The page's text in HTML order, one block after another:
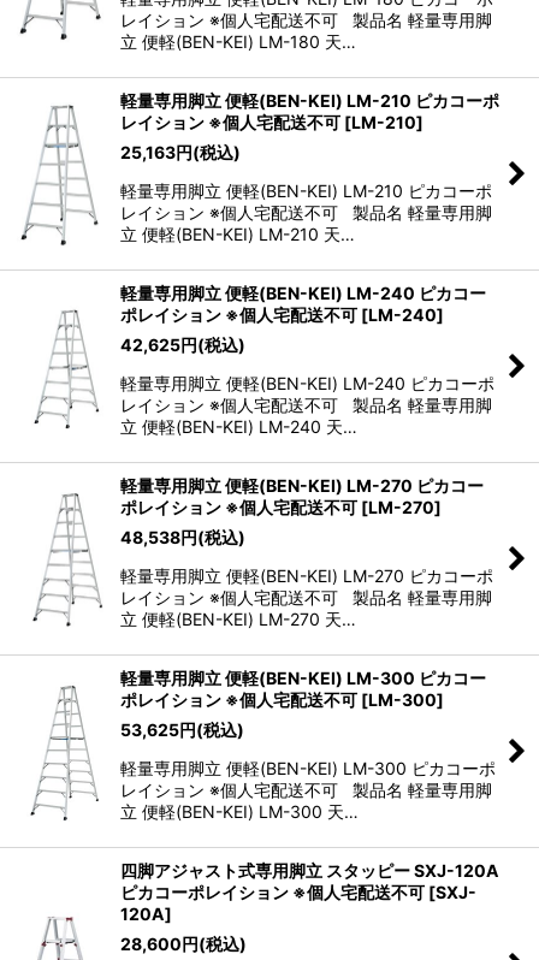
レイション ※個人宅配送不可 製品名 軽量専用脚
立 便軽(BEN-KEI) LM-180 天…
軽量専用脚立 便軽(BEN-KEI) LM-210 ピカコーポ
レイション ※個人宅配送不可 [LM-210]
25,163円(税込)
軽量専用脚立 便軽(BEN-KEI) LM-210 ピカコーポ
レイション ※個人宅配送不可 製品名 軽量専用脚
立 便軽(BEN-KEI) LM-210 天…
軽量専用脚立 便軽(BEN-KEI) LM-240 ピカコー
ポレイション ※個人宅配送不可 [LM-240]
42,625円(税込)
軽量専用脚立 便軽(BEN-KEI) LM-240 ピカコーポ
レイション ※個人宅配送不可 製品名 軽量専用脚
立 便軽(BEN-KEI) LM-240 天…
軽量専用脚立 便軽(BEN-KEI) LM-270 ピカコー
ポレイション ※個人宅配送不可 [LM-270]
48,538円(税込)
軽量専用脚立 便軽(BEN-KEI) LM-270 ピカコーポ
レイション ※個人宅配送不可 製品名 軽量専用脚
立 便軽(BEN-KEI) LM-270 天…
軽量専用脚立 便軽(BEN-KEI) LM-300 ピカコー
ポレイション ※個人宅配送不可 [LM-300]
53,625円(税込)
軽量専用脚立 便軽(BEN-KEI) LM-300 ピカコーポ
レイション ※個人宅配送不可 製品名 軽量専用脚
立 便軽(BEN-KEI) LM-300 天…
四脚アジャスト式専用脚立 スタッピー SXJ-120A
ピカコーポレイション ※個人宅配送不可 [SXJ-
120A]
28,600円(税込)